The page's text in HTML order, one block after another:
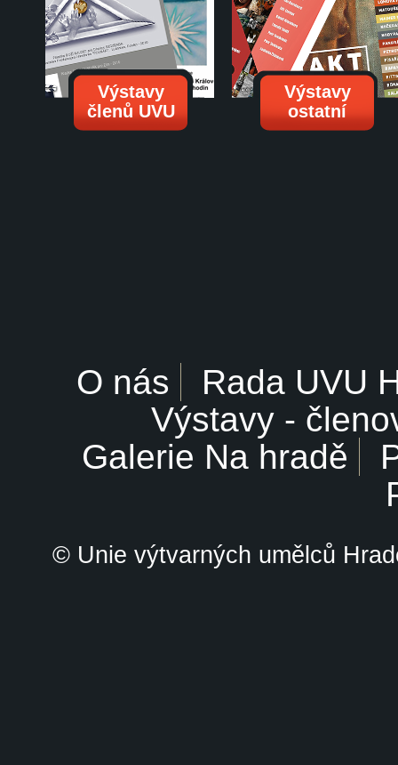
Výstavy
členů UVU
Výstavy
ostatní
O nás
Rada UVU
Výstavy -
Galerie Na hradě
© Unie výtvarných umělců